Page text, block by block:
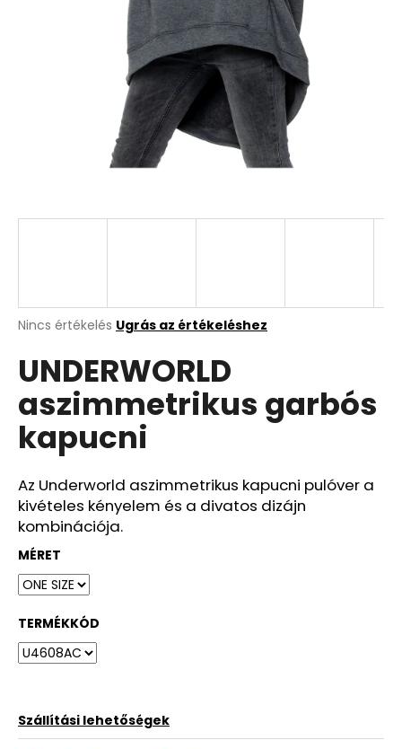
A
átlagos
értékelése
ből
0,0
csillag.
Nincs értékelés Ugrás az értékeléshez
UNDERWORLD
aszimmetrikus garbós
kapucni
Az Underworld aszimmetrikus kapucni pulóver a
kivételes kényelem és a divatos dizájn
kombinációja.
MÉRET
TERMÉKKÓD
Szállítási lehetőségek